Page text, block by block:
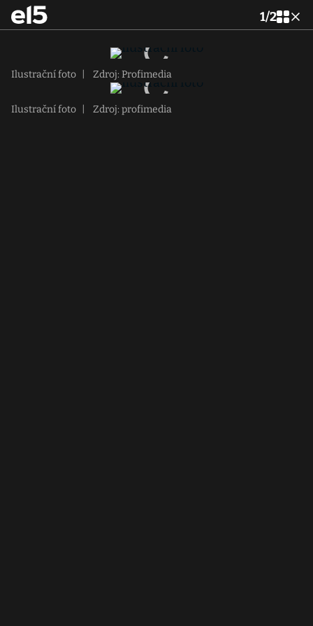
1/2
Ilustrační foto Zdroj: Profimedia
Ilustrační foto Zdroj: profimedia